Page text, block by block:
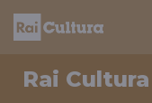
Rai Cultura